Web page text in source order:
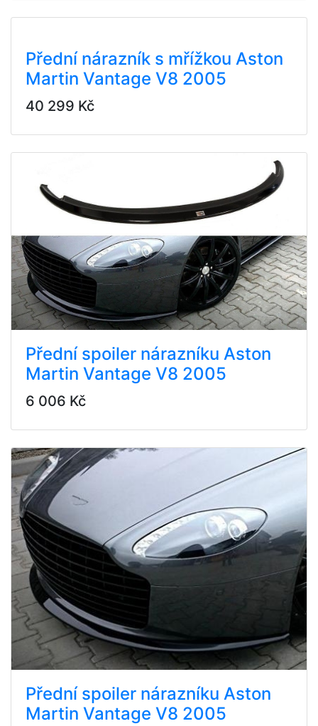
Přední nárazník s mřížkou Aston
Martin Vantage V8 2005
40 299 Kč
Přední spoiler nárazníku Aston
Martin Vantage V8 2005
6 006 Kč
Přední spoiler nárazníku Aston
Martin Vantage V8 2005